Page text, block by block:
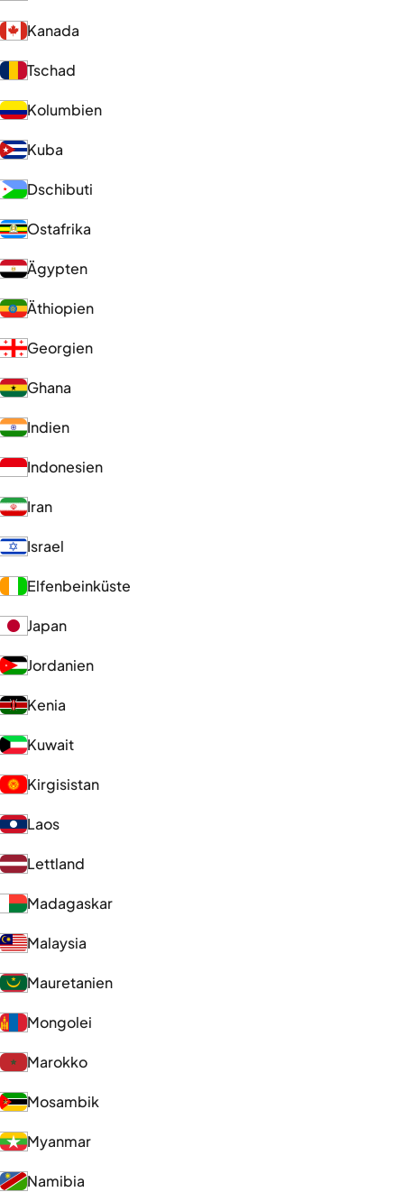
Kanada
Tschad
Kolumbien
Kuba
Dschibuti
Ostafrika
Ägypten
Äthiopien
Georgien
Ghana
Indien
Indonesien
Iran
Israel
Elfenbeinküste
Japan
Jordanien
Kenia
Kuwait
Kirgisistan
Laos
Lettland
Madagaskar
Malaysia
Mauretanien
Mongolei
Marokko
Mosambik
Myanmar
Namibia